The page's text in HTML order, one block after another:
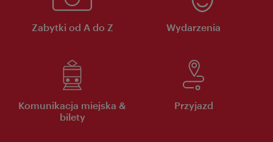
Zabytki od A do Z Wydarzenia
Komunikacja miejska &
bilety
Przyjazd